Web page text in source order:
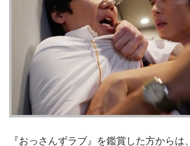
『おっさんずラブ』を鑑賞した方からは、